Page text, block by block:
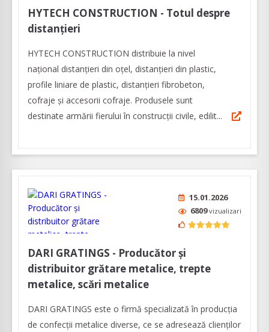
HYTECH CONSTRUCTION - Totul despre
distanțieri
HYTECH CONSTRUCTION distribuie la nivel
național distanțieri din oțel, distanțieri din plastic,
profile liniare de plastic, distanțieri fibrobeton,
cofraje și accesorii cofraje. Produsele sunt
destinate armării fierului în construcții civile, edilit...
15.01.2026
6809vizualizari
DARI GRATINGS - Producător și
distribuitor grătare metalice, trepte
metalice, scări metalice
DARI GRATINGS este o firmă specializată în producția
de confecții metalice diverse, ce se adresează clienților